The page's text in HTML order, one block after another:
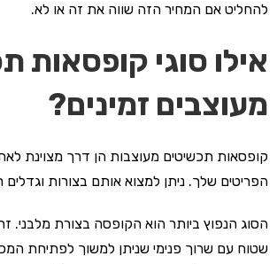
להחליט אם המחיר הזה שווה את זה או לא.
אילו סוגי קופסאות
מעוצבים זמינים?
קופסאות תכשיטים מעוצבות הן דרך מצוינת
הפריטים שלך. ניתן למצוא אותם בצורות וגדלים
הסוג הנפוץ ביותר הוא הקופסה בצורת מלבני.
שטוח עם שרוך פנימי שניתן למשוך לפתיחת